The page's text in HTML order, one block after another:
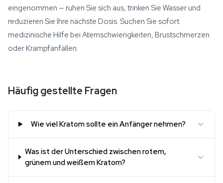
eingenommen — ruhen Sie sich aus, trinken Sie Wasser und
reduzieren Sie Ihre nächste Dosis. Suchen Sie sofort
medizinische Hilfe bei Atemschwierigkeiten, Brustschmerzen
oder Krampfanfällen.
Häufig gestellte Fragen
Wie viel Kratom sollte ein Anfänger nehmen?
Was ist der Unterschied zwischen rotem,
grünem und weißem Kratom?